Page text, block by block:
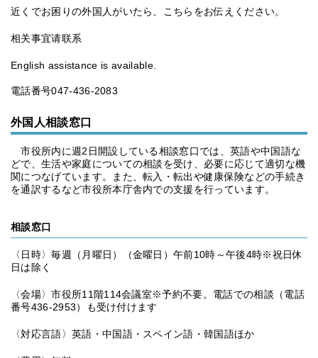
近くでお困りの外国人がいたら、こちらをお伝えください。
相关事宜请联系
English assistance is available.
電話番号047-436-2083
外国人相談窓口
市役所内に週2日開設している相談窓口では、英語や中国語な
どで、生活や家庭についての相談を受け、必要に応じて適切な機
関につなげています。また、転入・転出や健康保険などの手続き
を通訳するなど市役所本庁舎内での支援を行っています。
相談窓口
〈日時〉毎週（月曜日）（金曜日）午前10時～午後4時※祝日休
日は除く
〈会場〉市役所11階114会議室※予約不要。電話での相談（電話
番号436-2953）も受け付けます
〈対応言語〉英語・中国語・スペイン語・韓国語ほか